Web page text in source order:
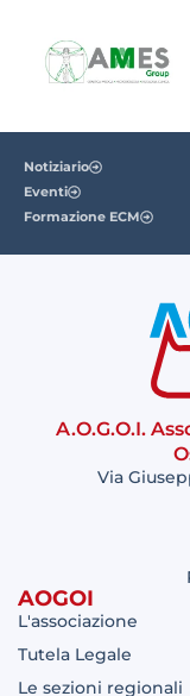
Notiziario
Eventi
Formazione ECM
A.O.G.O.I.
Via
AOGOI
L'associazione
Tutela Legale
Le sezioni regionali